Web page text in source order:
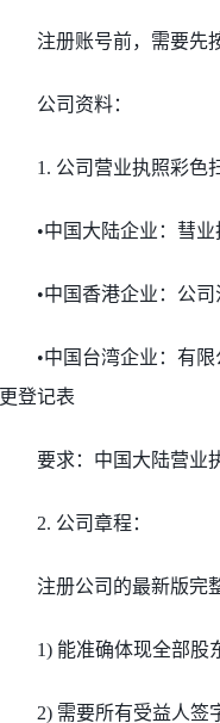
注册账号前，需要先
公司资料：
1. 公司营业执照彩色
•中国大陆企业：彗业
•中国香港企业：公
•中国台湾企业：有
更登记表
要求：中国大陆营业
2. 公司章程：
注册公司的最新版完
1) 能准确体现全部股
2) 需要所有受益人签